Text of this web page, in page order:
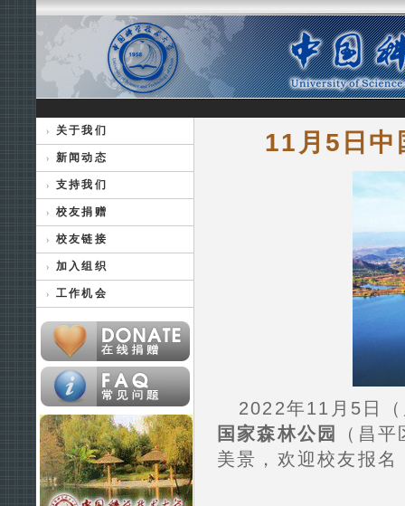
关于我们
新闻动态
支持我们
校友捐赠
校友链接
加入组织
工作机会
11月5日中
2022年11月5日
国家森林公园
（昌
美景，欢迎校友报名